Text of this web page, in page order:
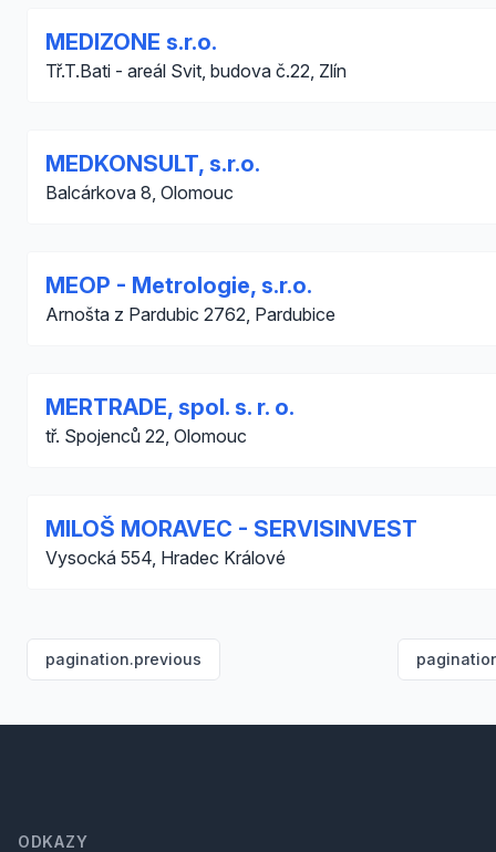
MEDIZONE s.r.o.
Tř.T.Bati - areál Svit, budova č.22, Zlín
MEDKONSULT, s.r.o.
Balcárkova 8, Olomouc
MEOP - Metrologie, s.r.o.
Arnošta z Pardubic 2762, Pardubice
MERTRADE, spol. s. r. o.
tř. Spojenců 22, Olomouc
MILOŠ MORAVEC - SERVISINVEST
Vysocká 554, Hradec Králové
pagination.previous
ODKAZY